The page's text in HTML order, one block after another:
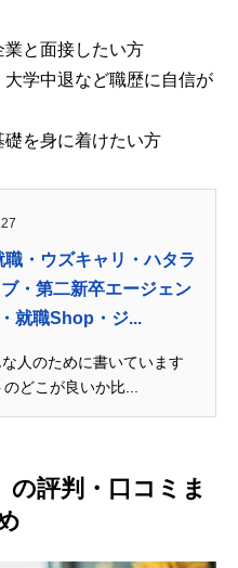
と面接したい方
学中退など職歴に自信が
を身に着けたい方
職・ウズキャリ・ハタラ
・第二新卒エージェン
就職Shop・ジ...
人のために書いています
どこが良いか比...
評判・口コミま